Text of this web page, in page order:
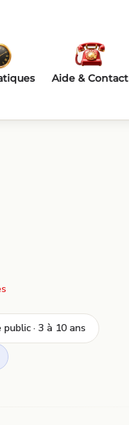
Aide & Contact
public · 3 à 10 ans